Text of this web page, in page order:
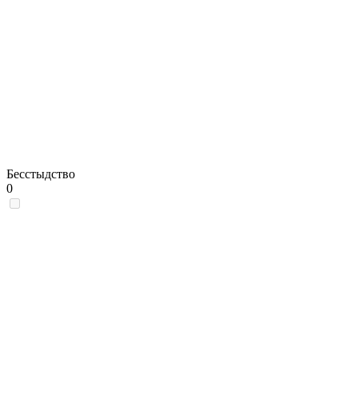
Бесстыдство
0